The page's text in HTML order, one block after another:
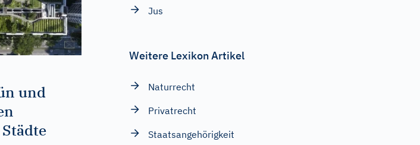
und
Jus
Weitere Lexikon Artikel
Naturrecht
Privatrecht
Staatsangehörigkeit